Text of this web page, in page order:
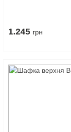
1.245 грн